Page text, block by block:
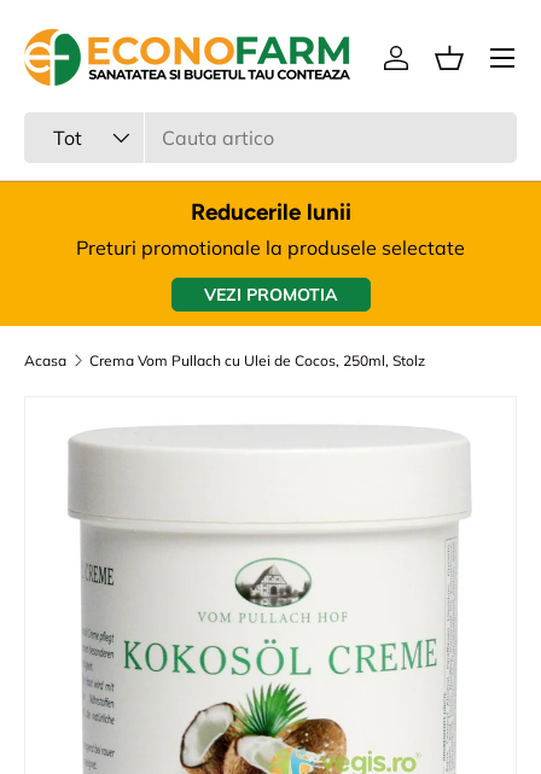
Sari la continut
Tot
Intra in cont
Cos
Meniu
Reducerile lunii
Preturi promotionale la produsele selectate
VEZI PROMOTIA
Acasa Crema Vom Pullach cu Ulei de Cocos, 250ml, Stolz